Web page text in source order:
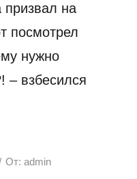
призвал на
посмотрел
нужно
– взбесился
От: admin